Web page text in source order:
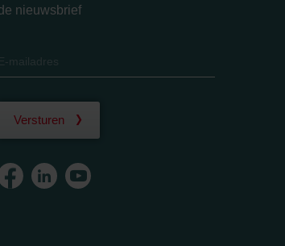
nieuwsbrief
Versturen